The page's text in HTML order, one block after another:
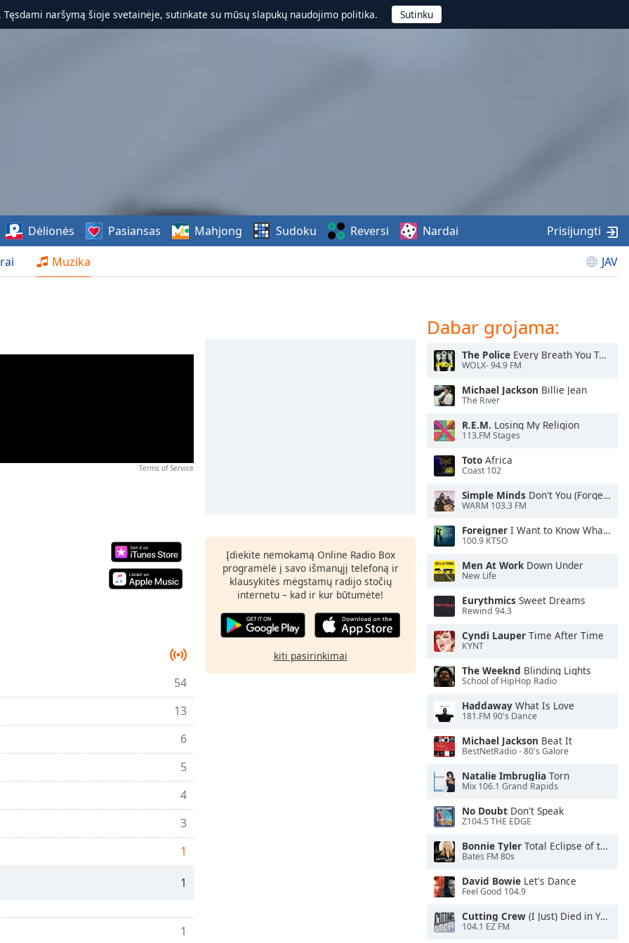
. Tęsdami naršymą šioje svetainėje, sutinkate su mūsų slapukų naudojimo politika.
Muzika JAV
Dėlionės Pasiansas Mahjong Sudoku Reversi Nardai Prisijungti
Terms of Service
54
13
6
5
4
3
1
1
1
Įdiekite nemokamą Online Radio Box
programėlė į savo išmanųjį telefoną ir
klausykitės mėgstamų radijo stočių
internetu – kad ir kur būtumėte!
kiti pasirinkimai
Dabar grojama:
The Police Every Breath You Take
WOLX- 94.9 FM
Michael Jackson Billie Jean
The River
R.E.M. Losing My Religion
113.FM Stages
Toto Africa
Coast 102
Simple Minds Don't You (Forget About Me)
WARM 103.3 FM
Foreigner I Want to Know What Love Is
100.9 KTSO
Men At WorkDown Under
New Life
Eurythmics Sweet Dreams
Rewind 94.3
Cyndi Lauper Time After Time
KYNT
The Weeknd Blinding Lights
School of HipHop Radio
Haddaway What Is Love
181.FM 90's Dance
Michael Jackson Beat It
BestNetRadio - 80's Galore
Natalie Imbruglia Torn
Mix 106.1 Grand Rapids
No Doubt Don't Speak
Z104.5 THE EDGE
Bonnie Tyler Total Eclipse of the Heart
Bates FM 80s
David Bowie Let's Dance
Feel Good 104.9
Cutting Crew (I Just) Died in Your Arms
104.1 EZ FM